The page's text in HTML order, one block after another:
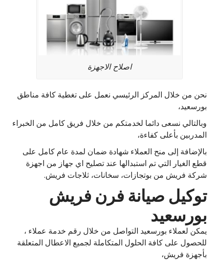
اصلاح الاجهزة
نحن من خلال المركز الرئيسي نعمل على تغطية كافة مناطق
بورسعيد،
وبالتالي نسعى دائما لخدمتكم من خلال فريق كامل من الخبراء
المدربين بأعلى كفاءة،
بالإضافة إلى منح العملاء شهادة ضمان لمدة عام كامل على
قطع الغيار التي تم استبدالها عند تصليح اي جهاز من اجهزة
شركة فريش من بوتجازات، سخانات، ثلاجات فريش.
توكيل صيانة فرن فريش
بورسعيد
يمكن لعملاء بورسعيد التواصل من خلال رقم خدمة عملاء ،
للحصول على كافة الحلول المتكاملة لجميع الاعطال المتعلقة
بأجهزة فريش،